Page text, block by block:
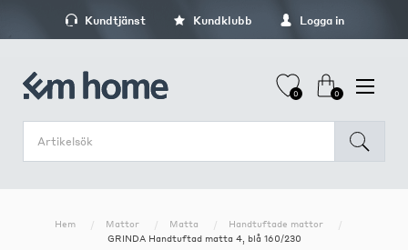
Kundtjänst Kundklubb Logga in
0 0
Hem Mattor Matta
Handtuftade mattor
GRINDA Handtuftad matta 4, blå 160/230